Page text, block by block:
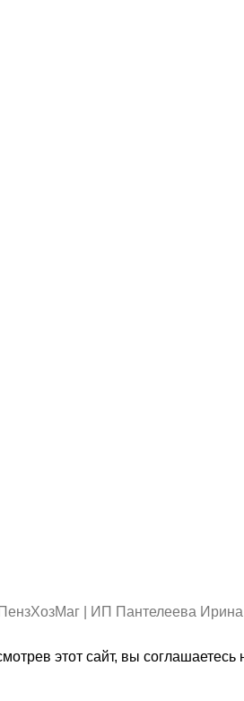
| ИП Пантелеева
этот сайт, вы соглашаетесь